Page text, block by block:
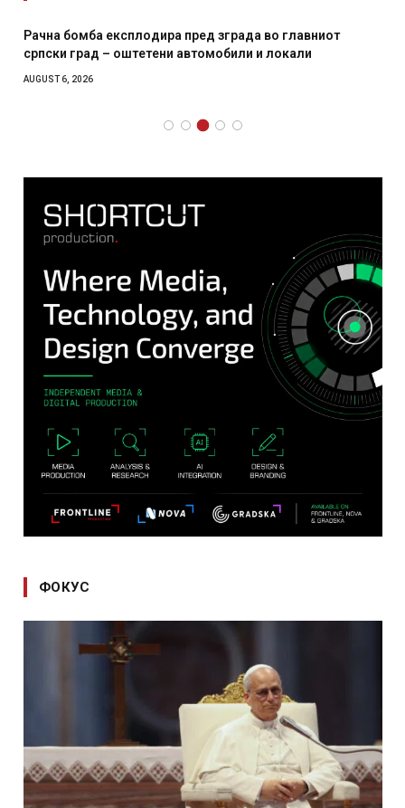
Рачна бомба експлодира пред зграда во главниот
српски град – оштетени автомобили и локали
AUGUST 6, 2026
ФОКУС